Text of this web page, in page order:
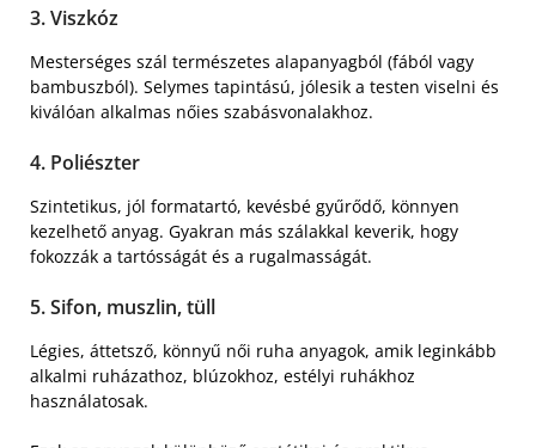
3. Viszkóz
Mesterséges szál természetes alapanyagból (fából vagy
bambuszból). Selymes tapintású, jólesik a testen viselni és
kiválóan alkalmas nőies szabásvonalakhoz.
4. Poliészter
Szintetikus, jól formatartó, kevésbé gyűrődő, könnyen
kezelhető anyag. Gyakran más szálakkal keverik, hogy
fokozzák a tartósságát és a rugalmasságát.
5. Sifon, muszlin, tüll
Légies, áttetsző, könnyű női ruha anyagok, amik leginkább
alkalmi ruházathoz, blúzokhoz, estélyi ruhákhoz
használatosak.